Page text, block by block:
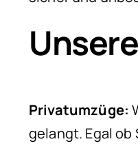
Privatumzüge:
gelangt. Egal